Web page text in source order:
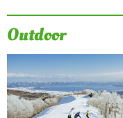
Outdoor